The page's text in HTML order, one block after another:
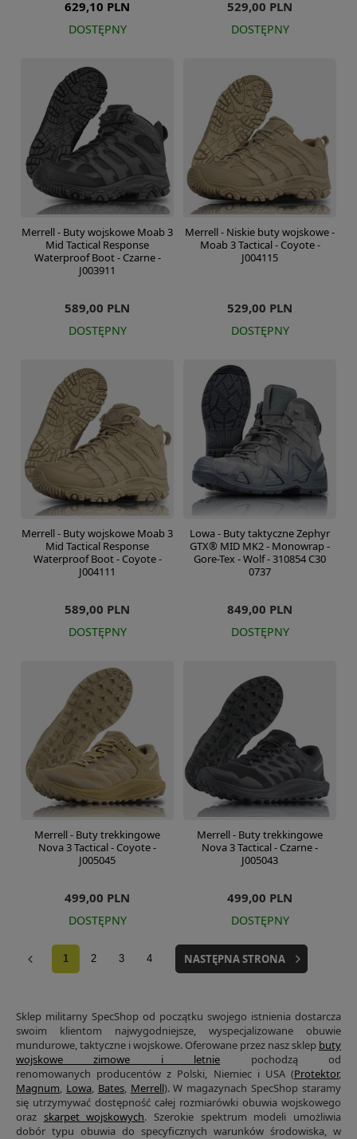
629,10 PLN
DOSTĘPNY
529,00 PLN
DOSTĘPNY
Merrell - Buty wojskowe Moab 3
Mid Tactical Response
Waterproof Boot - Czarne -
J003911
589,00 PLN
DOSTĘPNY
Merrell - Niskie buty wojskowe -
Moab 3 Tactical - Coyote -
J004115
529,00 PLN
DOSTĘPNY
Merrell - Buty wojskowe Moab 3
Mid Tactical Response
Waterproof Boot - Coyote -
J004111
589,00 PLN
DOSTĘPNY
Lowa - Buty taktyczne Zephyr
GTX® MID MK2 - Monowrap -
Gore-Tex - Wolf - 310854 C30
0737
849,00 PLN
DOSTĘPNY
Merrell - Buty trekkingowe
Nova 3 Tactical - Coyote -
J005045
499,00 PLN
DOSTĘPNY
Merrell - Buty trekkingowe
Nova 3 Tactical - Czarne -
J005043
499,00 PLN
DOSTĘPNY
1 2 3 4 NASTĘPNA STRONA
Sklep militarny SpecShop od początku swojego istnienia dostarcza
swoim klientom najwygodniejsze, wyspecjalizowane obuwie
mundurowe, taktyczne i wojskowe. Oferowane przez nasz sklep buty
wojskowe zimowe i letnie pochodzą od
renomowanych producentów z Polski, Niemiec i USA (Protektor,
Magnum, Lowa, Bates, Merrell). W magazynach SpecShop staramy
się utrzymywać dostępność całej rozmiarówki obuwia wojskowego
oraz skarpet wojskowych. Szerokie spektrum modeli umożliwia
dobór typu obuwia do specyficznych warunków środowiska, w